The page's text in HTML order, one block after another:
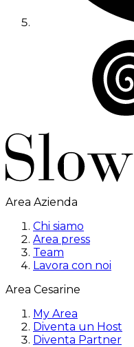
Area Azienda
Chi siamo
Area press
Team
Lavora con noi
Area Cesarine
My Area
Diventa un Host
Diventa Partner